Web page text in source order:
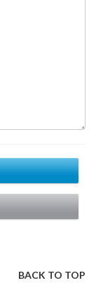
BACK TO TOP